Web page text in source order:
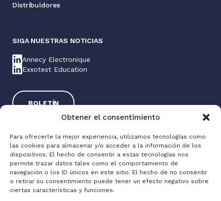
Obtener el consentimiento
Para ofrecerle la mejor experiencia, utilizamos tecnologías como
las cookies para almacenar y/o acceder a la información de los
dispositivos. El hecho de consentir a estas tecnologías nos
permite trazar datos tales como el comportamiento de
navegación o los ID únicos en este sitio. El hecho de no consentir
o retirar su consentimiento puede tener un efecto negativo sobre
ciertas características y funciones.
Distribuidores
SIGA NUESTRAS NOTICIAS
Annecy Electronique
Exxotest Education
BOLETÍN
Exxotest® 2025